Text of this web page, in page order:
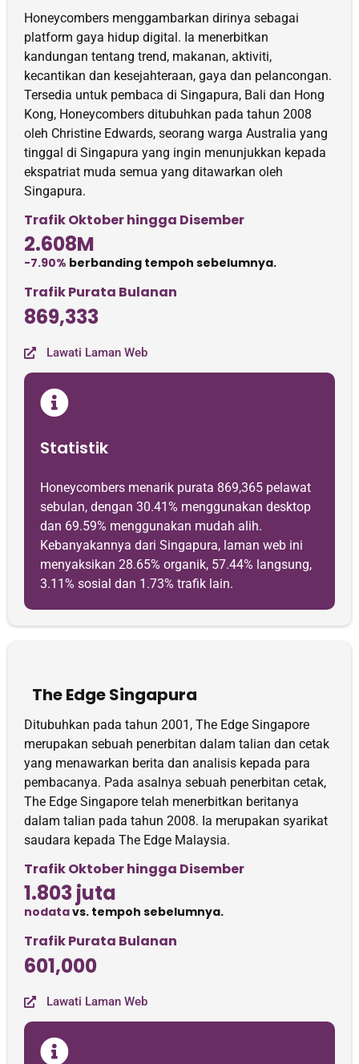
Honeycombers menggambarkan dirinya sebagai
platform gaya hidup digital. Ia menerbitkan
kandungan tentang trend, makanan, aktiviti,
kecantikan dan kesejahteraan, gaya dan pelancongan.
Tersedia untuk pembaca di Singapura, Bali dan Hong
Kong, Honeycombers ditubuhkan pada tahun 2008
oleh Christine Edwards, seorang warga Australia yang
tinggal di Singapura yang ingin menunjukkan kepada
ekspatriat muda semua yang ditawarkan oleh
Singapura.
Trafik Oktober hingga Disember
2.608M
-7.90% berbanding tempoh sebelumnya.
Trafik Purata Bulanan
869,333
Lawati Laman Web
Statistik
Honeycombers menarik purata 869,365 pelawat
sebulan, dengan 30.41% menggunakan desktop
dan 69.59% menggunakan mudah alih.
Kebanyakannya dari Singapura, laman web ini
menyaksikan 28.65% organik, 57.44% langsung,
3.11% sosial dan 1.73% trafik lain.
The Edge Singapura
Ditubuhkan pada tahun 2001, The Edge Singapore
merupakan sebuah penerbitan dalam talian dan cetak
yang menawarkan berita dan analisis kepada para
pembacanya. Pada asalnya sebuah penerbitan cetak,
The Edge Singapore telah menerbitkan beritanya
dalam talian pada tahun 2008. Ia merupakan syarikat
saudara kepada The Edge Malaysia.
Trafik Oktober hingga Disember
1.803 juta
nodatavs. tempoh sebelumnya.
Trafik Purata Bulanan
601,000
Lawati Laman Web